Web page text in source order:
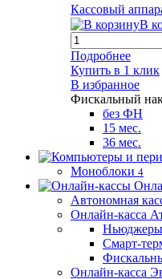
Кассовый
В
Подробнее
Купить в 1 клик
В избранное
Фискальный
без ФН
15 мес.
36 мес.
Моноблоки 4
Автономная
Онлайн-касса
Ньюджеры
Смарт-
Онлайн-касса